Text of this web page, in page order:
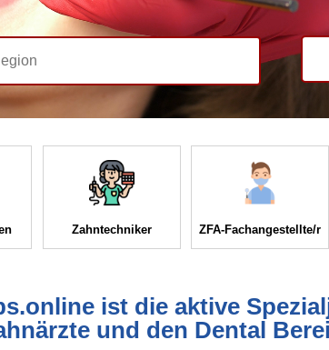
Zahntechniker ZFA-Fachangestellte/r
ist die aktive
und den Dental